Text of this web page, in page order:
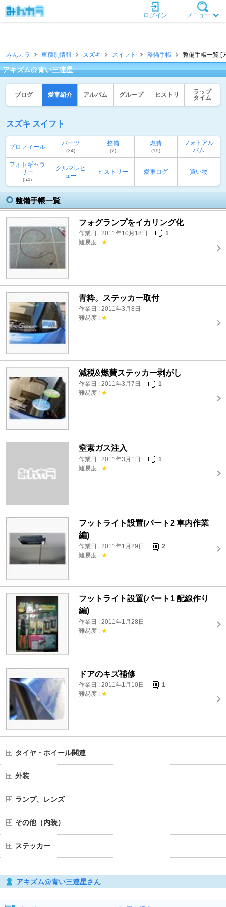
メニュー
ログイン
みんカラ 車種別情報 スズキ スイフト 整備手帳 整備手帳一覧 [
アキズム@青い三連星
ブログ 愛車紹介 アルバム グループ ヒストリ
ラップ
タイム
スズキ スイフト
プロフィール パーツ
(34)
整備
(7)
燃費
(19)
フォトアル
バム
フォトギャラ
リー
(54)
クルマレビ
ュー
ヒストリー 愛車ログ 買い物
整備手帳一覧
フォグランプをイカリング化
作業日 : 2011年10月18日
1
難易度 : ★
青粋。ステッカー取付
作業日 : 2011年3月8日
難易度 : ★
減税&燃費ステッカー剥がし
作業日 : 2011年3月7日
1
難易度 : ★
窒素ガス注入
作業日 : 2011年3月1日
1
難易度 : ★
フットライト設置(パート2 車内作業
編)
作業日 : 2011年1月29日
2
難易度 : ★
フットライト設置(パート1 配線作り
編)
作業日 : 2011年1月28日
難易度 : ★
ドアのキズ補修
作業日 : 2011年1月10日
1
難易度 : ★
タイヤ・ホイール関連
外装
ランプ、レンズ
その他（内装）
ステッカー
アキズム@青い三連星さん